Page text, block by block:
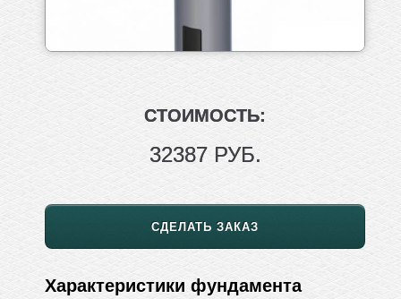
СТОИМОСТЬ:
32387 РУБ.
СДЕЛАТЬ ЗАКАЗ
Характеристики фундамента